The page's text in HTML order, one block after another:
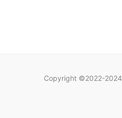
Copyright ©2022-2024